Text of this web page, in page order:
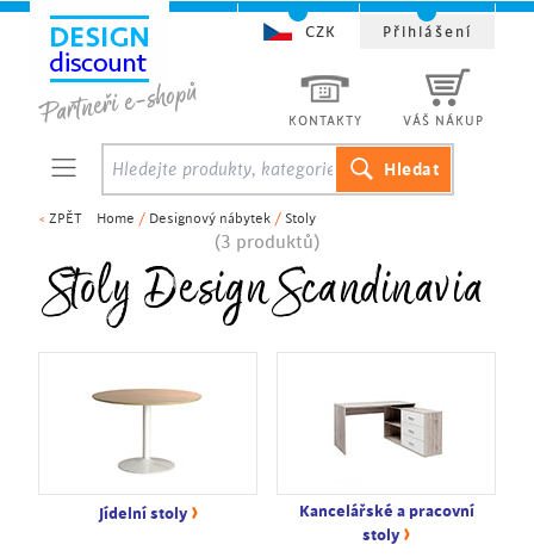
< ZPĚT Home / Designový nábytek / Stoly
(3 produktů)
Stoly Design Scandinavia
Jídelní stoly ›
Kancelářské a pracovní
stoly ›
KONTAKTY VÁŠ NÁKUP
CZK Přihlášení